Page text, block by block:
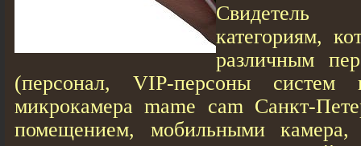
категориям,
различным
(персонал, VIP-персоны систем
микрокамера mame cam Санкт-
помещением, мобильными камера,